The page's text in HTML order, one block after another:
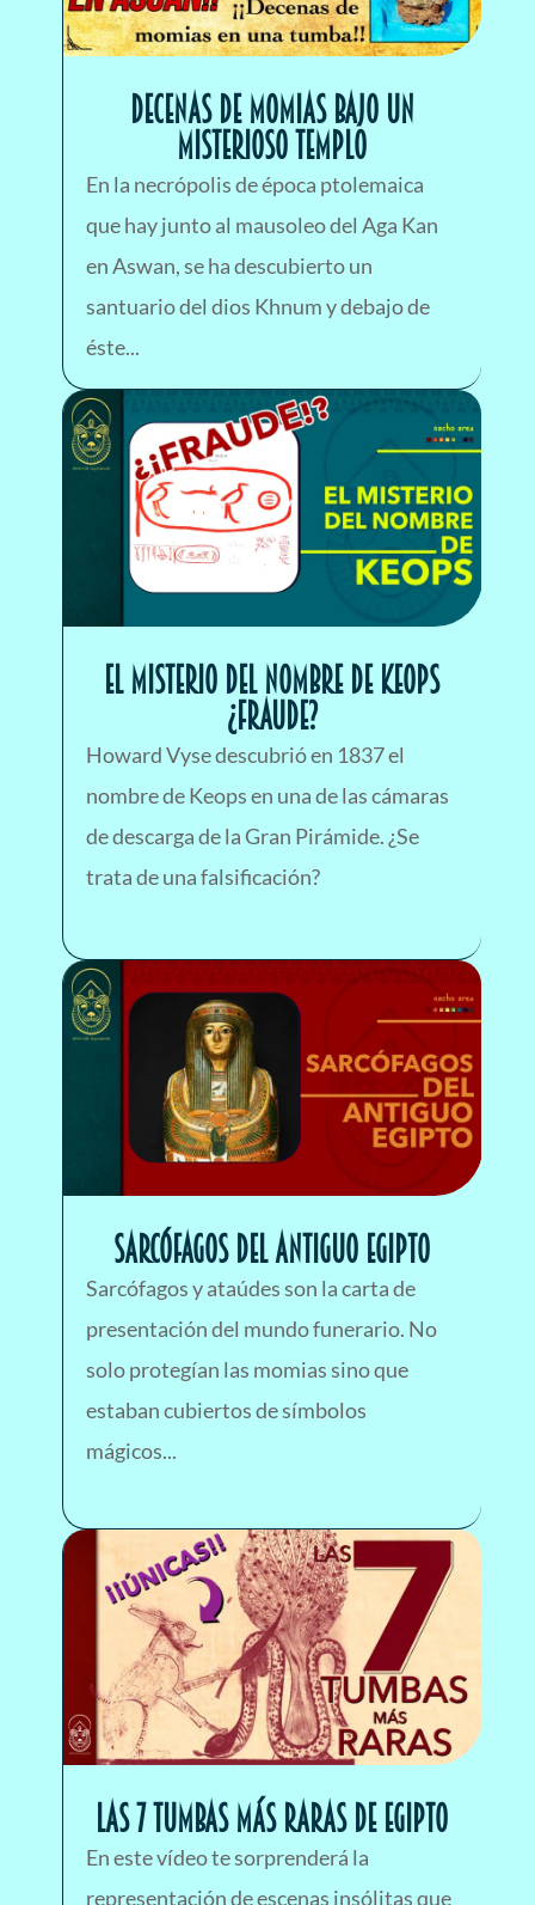
DECENAS DE MOMIAS BAJO UN
MISTERIOSO TEMPLO
En la necrópolis de época ptolemaica
que hay junto al mausoleo del Aga Kan
en Aswan, se ha descubierto un
santuario del dios Khnum y debajo de
éste...
El misterio del nombre de Keops
¿Fraude?
Howard Vyse descubrió en 1837 el
nombre de Keops en una de las cámaras
de descarga de la Gran Pirámide. ¿Se
trata de una falsificación?
Sarcófagos del antiguo Egipto
Sarcófagos y ataúdes son la carta de
presentación del mundo funerario. No
solo protegían las momias sino que
estaban cubiertos de símbolos
mágicos...
Las 7 tumbas más raras de Egipto
En este vídeo te sorprenderá la
representación de escenas insólitas que